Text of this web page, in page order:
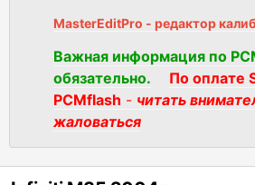
MasterEditPro - редактор
Важная информация по
обязательно.
По оплате
PCMflash - читать
жаловаться